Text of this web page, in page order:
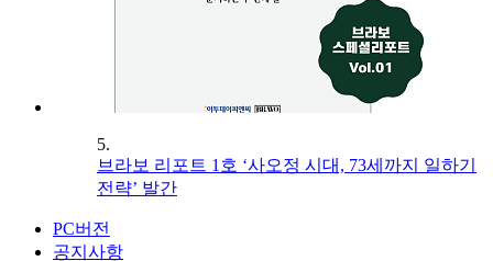
5.
브라보 리포트 1호 ‘사오정 시대, 73세까지 일하기
전략’ 발간
PC버전
공지사항